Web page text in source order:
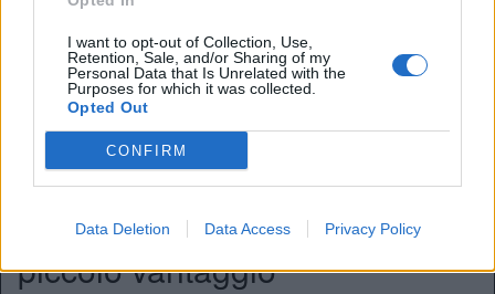
I want to opt-out of Collection, Use,
Retention, Sale, and/or Sharing of my
Personal Data that Is Unrelated with the
Purposes for which it was collected.
Opted Out
CONFIRM
Data Deletion Data Access Privacy Policy
tutti, anche Ancelotti osserva
3 Marzo 2025
redazione cp
Carlo Ancelotti guarda in casa Crystal Palace per rinforzare il
centrocampo del suo Real, piace un giovane mediano
Ancelotti: “Dobbiamo giocare
come all’andata. Abbiamo un
piccolo vantaggio”